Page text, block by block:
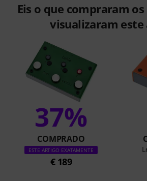
Eis o que compraram
visualizaram
37%
COMPRADO
ESTE ARTIGO EXATAMENTE
€ 189